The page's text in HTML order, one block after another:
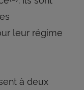
leur régime
à deux